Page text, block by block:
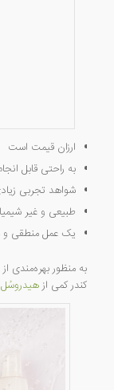
ارزان قیمت است
به راحتی قابل
شواهد تجربی
طبیعی و غیر
یک عمل منطقی و
به منظور بهره‌مندی
کندر کمی ازهیدروسُل